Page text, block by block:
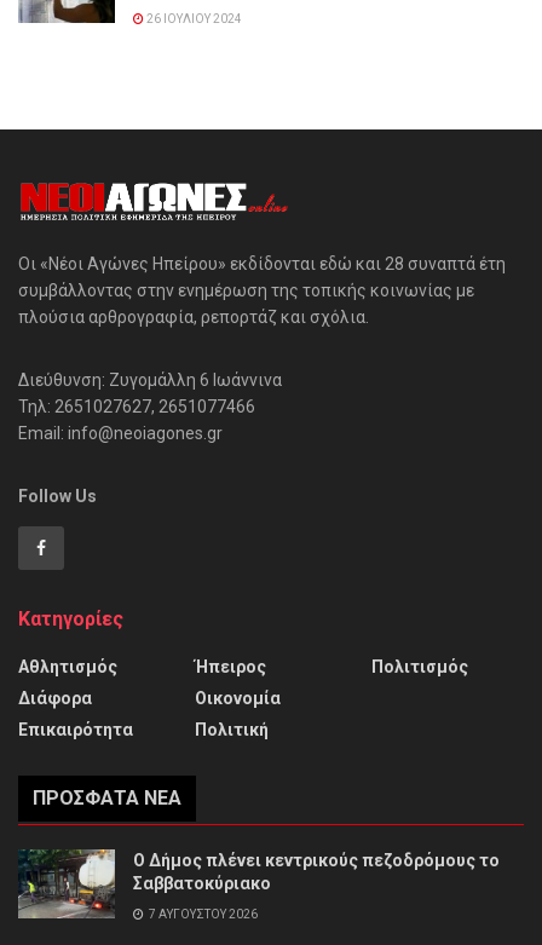
26 ΙΟΥΛΊΟΥ 2024
Οι «Νέοι Αγώνες Ηπείρου» εκδίδονται εδώ και 28 συναπτά έτη
συμβάλλοντας στην ενημέρωση της τοπικής κοινωνίας με
πλούσια αρθρογραφία, ρεπορτάζ και σχόλια.
Διεύθυνση: Ζυγομάλλη 6 Ιωάννινα
Τηλ: 2651027627, 2651077466
Email: info@neoiagones.gr
Follow Us
Κατηγορίες
Αθλητισμός
Διάφορα
Επικαιρότητα
Ήπειρος
Οικονομία
Πολιτική
Πολιτισμός
ΠΡΌΣΦΑΤΑ ΝΈΑ
Ο Δήμος πλένει κεντρικούς πεζοδρόμους το
Σαββατοκύριακο
7 ΑΥΓΟΎΣΤΟΥ 2026